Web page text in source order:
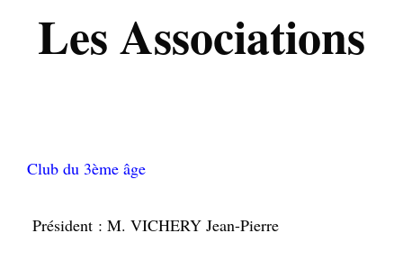
Les Associations
Club du 3ème âge
Président : M. VICHERY Jean-Pierre